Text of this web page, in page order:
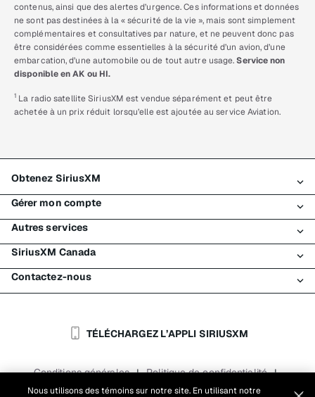
contenus, ainsi que des alertes d’urgence. Ces informations et données
ne sont pas destinées à la « sécurité de la vie », mais sont simplement
complémentaires et consultatives par nature, et ne peuvent donc pas
être considérées comme essentielles à la sécurité d’un avion, d’une
embarcation, d’une automobile ou de tout autre usage.Service non
disponible en AK ou HI.
1 La radio satellite SiriusXM est vendue séparément et peut être
achetée à un prix réduit lorsqu’elle est ajoutée au service Aviation.
Obtenez SiriusXM
Tous les forfaits
Mon essai SiriusXM
Mon abonnement
Essai gratuit de SiriusXM
Magasiner
Gérer mon compte
Connexion
Enregistrement
Effectuer un paiement
Transfert de service
Autres services
Traffic et Travel
Entreprises
SiriusXM Canada
À propos de SiriusXM
Contactez-nous
Aide et soutienTÉLÉCHARGEZ L’APPLI SIRIUSXM
Conditions générales | Politique de confidentialité |
Conditions d'utilisation du site
|
Nous utilisons des témoins sur notre site. En utilisant notre